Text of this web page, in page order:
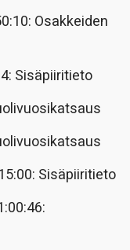
Osakkeiden
Sisäpiiritieto
Sisäpiiritieto